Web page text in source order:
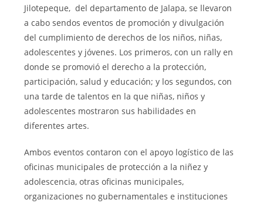
Jilotepeque, del departamento de Jalapa, se llevaron
a cabo sendos eventos de promoción y divulgación
del cumplimiento de derechos de los niños, niñas,
adolescentes y jóvenes. Los primeros, con un rally en
donde se promovió el derecho a la protección,
participación, salud y educación; y los segundos, con
una tarde de talentos en la que niñas, niños y
adolescentes mostraron sus habilidades en
diferentes artes.
Ambos eventos contaron con el apoyo logístico de las
oficinas municipales de protección a la niñez y
adolescencia, otras oficinas municipales,
organizaciones no gubernamentales e instituciones